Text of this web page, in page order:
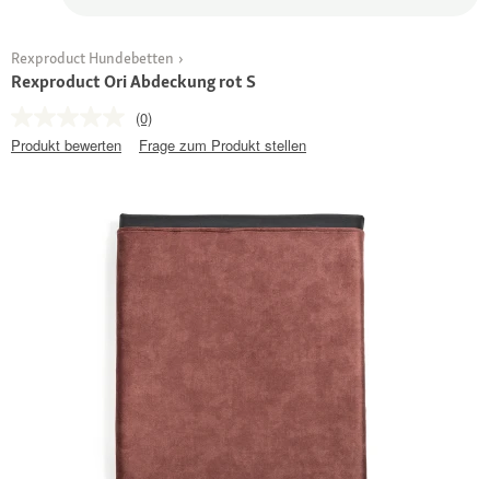
Rexproduct Hundebetten
Rexproduct Ori Abdeckung rot S
(0)
Produkt bewerten
Frage zum Produkt stellen